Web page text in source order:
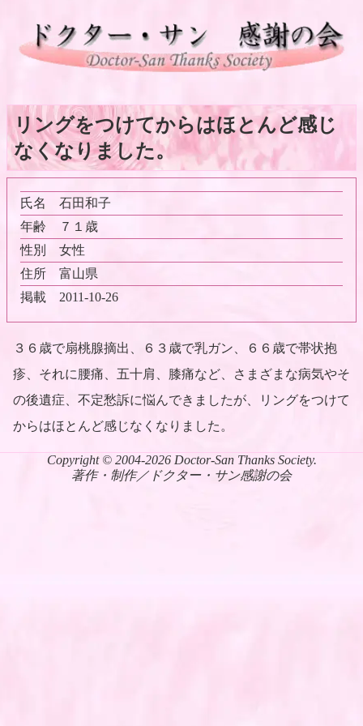
リングをつけてからはほとんど感じ
なくなりました。
氏名
石田和子
年齢
７１歳
性別
女性
住所
富山県
掲載
2011-10-26
３６歳で扇桃腺摘出、６３歳で乳ガン、６６歳で帯状抱
疹、それに腰痛、五十肩、膝痛など、さまざまな病気やそ
の後遺症、不定愁訴に悩んできましたが、リングをつけて
からはほとんど感じなくなりました。
Copyright © 2004-2026 Doctor-San Thanks Society.
著作・制作／ドクター・サン感謝の会